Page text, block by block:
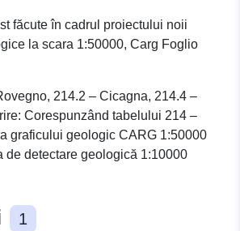
date: CARG –
sc. 1:25000
Fișa 214
sc. 1:50000
făcute în cadrul proiectului noii
la scara 1:50000, Carg Foglio
214.2 – Cicagna, 214.4 –
Corespunzând tabelului 214 –
graficului geologic CARG 1:50000
de detectare geologică 1:10000
1